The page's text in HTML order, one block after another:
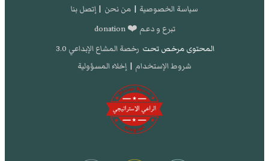
سياسة الخصوصية | من نحن | إتصل بنا
تبرع و دعم ❤️ donation
المحتوى مرخص تحت رخصة المشاع الإبداعي 3.0
شروط الإستخدام | إخلاء المسؤولية